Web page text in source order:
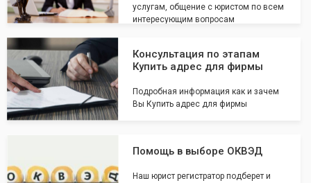
услугам, общение с юристом по всем
интересующим вопросам
Консультация по этапам
Купить адрес для фирмы
Подробная информация как и зачем
Вы Купить адрес для фирмы
Помощь в выборе ОКВЭД
Наш юрист регистратор подберет и